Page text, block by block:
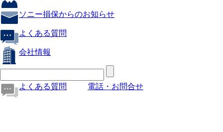
ソニー損保からのお知らせ
よくある質問
会社情報
よくある質問 電話・お問合せ